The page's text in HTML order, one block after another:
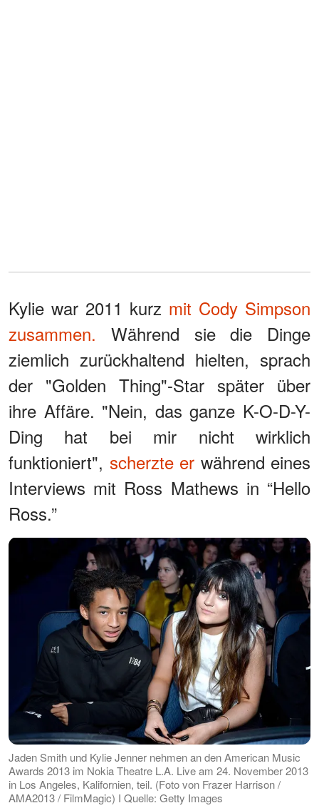
Kylie war 2011 kurz mit Cody Simpson
zusammen. Während sie die Dinge
ziemlich zurückhaltend hielten, sprach
der "Golden Thing"-Star später über
ihre Affäre. "Nein, das ganze K-O-D-Y-
Ding hat bei mir nicht wirklich
funktioniert", scherzte er während eines
Interviews mit Ross Mathews in “Hello
Ross.”
Jaden Smith und Kylie Jenner nehmen an den American Music
Awards 2013 im Nokia Theatre L.A. Live am 24. November 2013
in Los Angeles, Kalifornien, teil. (Foto von Frazer Harrison /
AMA2013 / FilmMagic) I Quelle: Getty Images